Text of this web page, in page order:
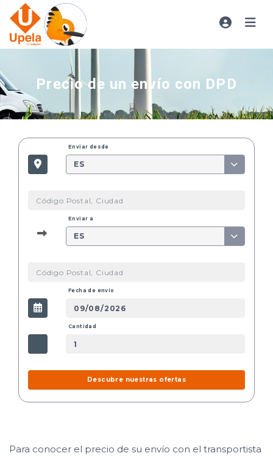
Precio de un envío con DPD
Enviar desde
ES
Enviar a
ES
Fecha de envío
Cantidad
Descubre nuestras ofertas
Para conocer el precio de su envío con el transportista